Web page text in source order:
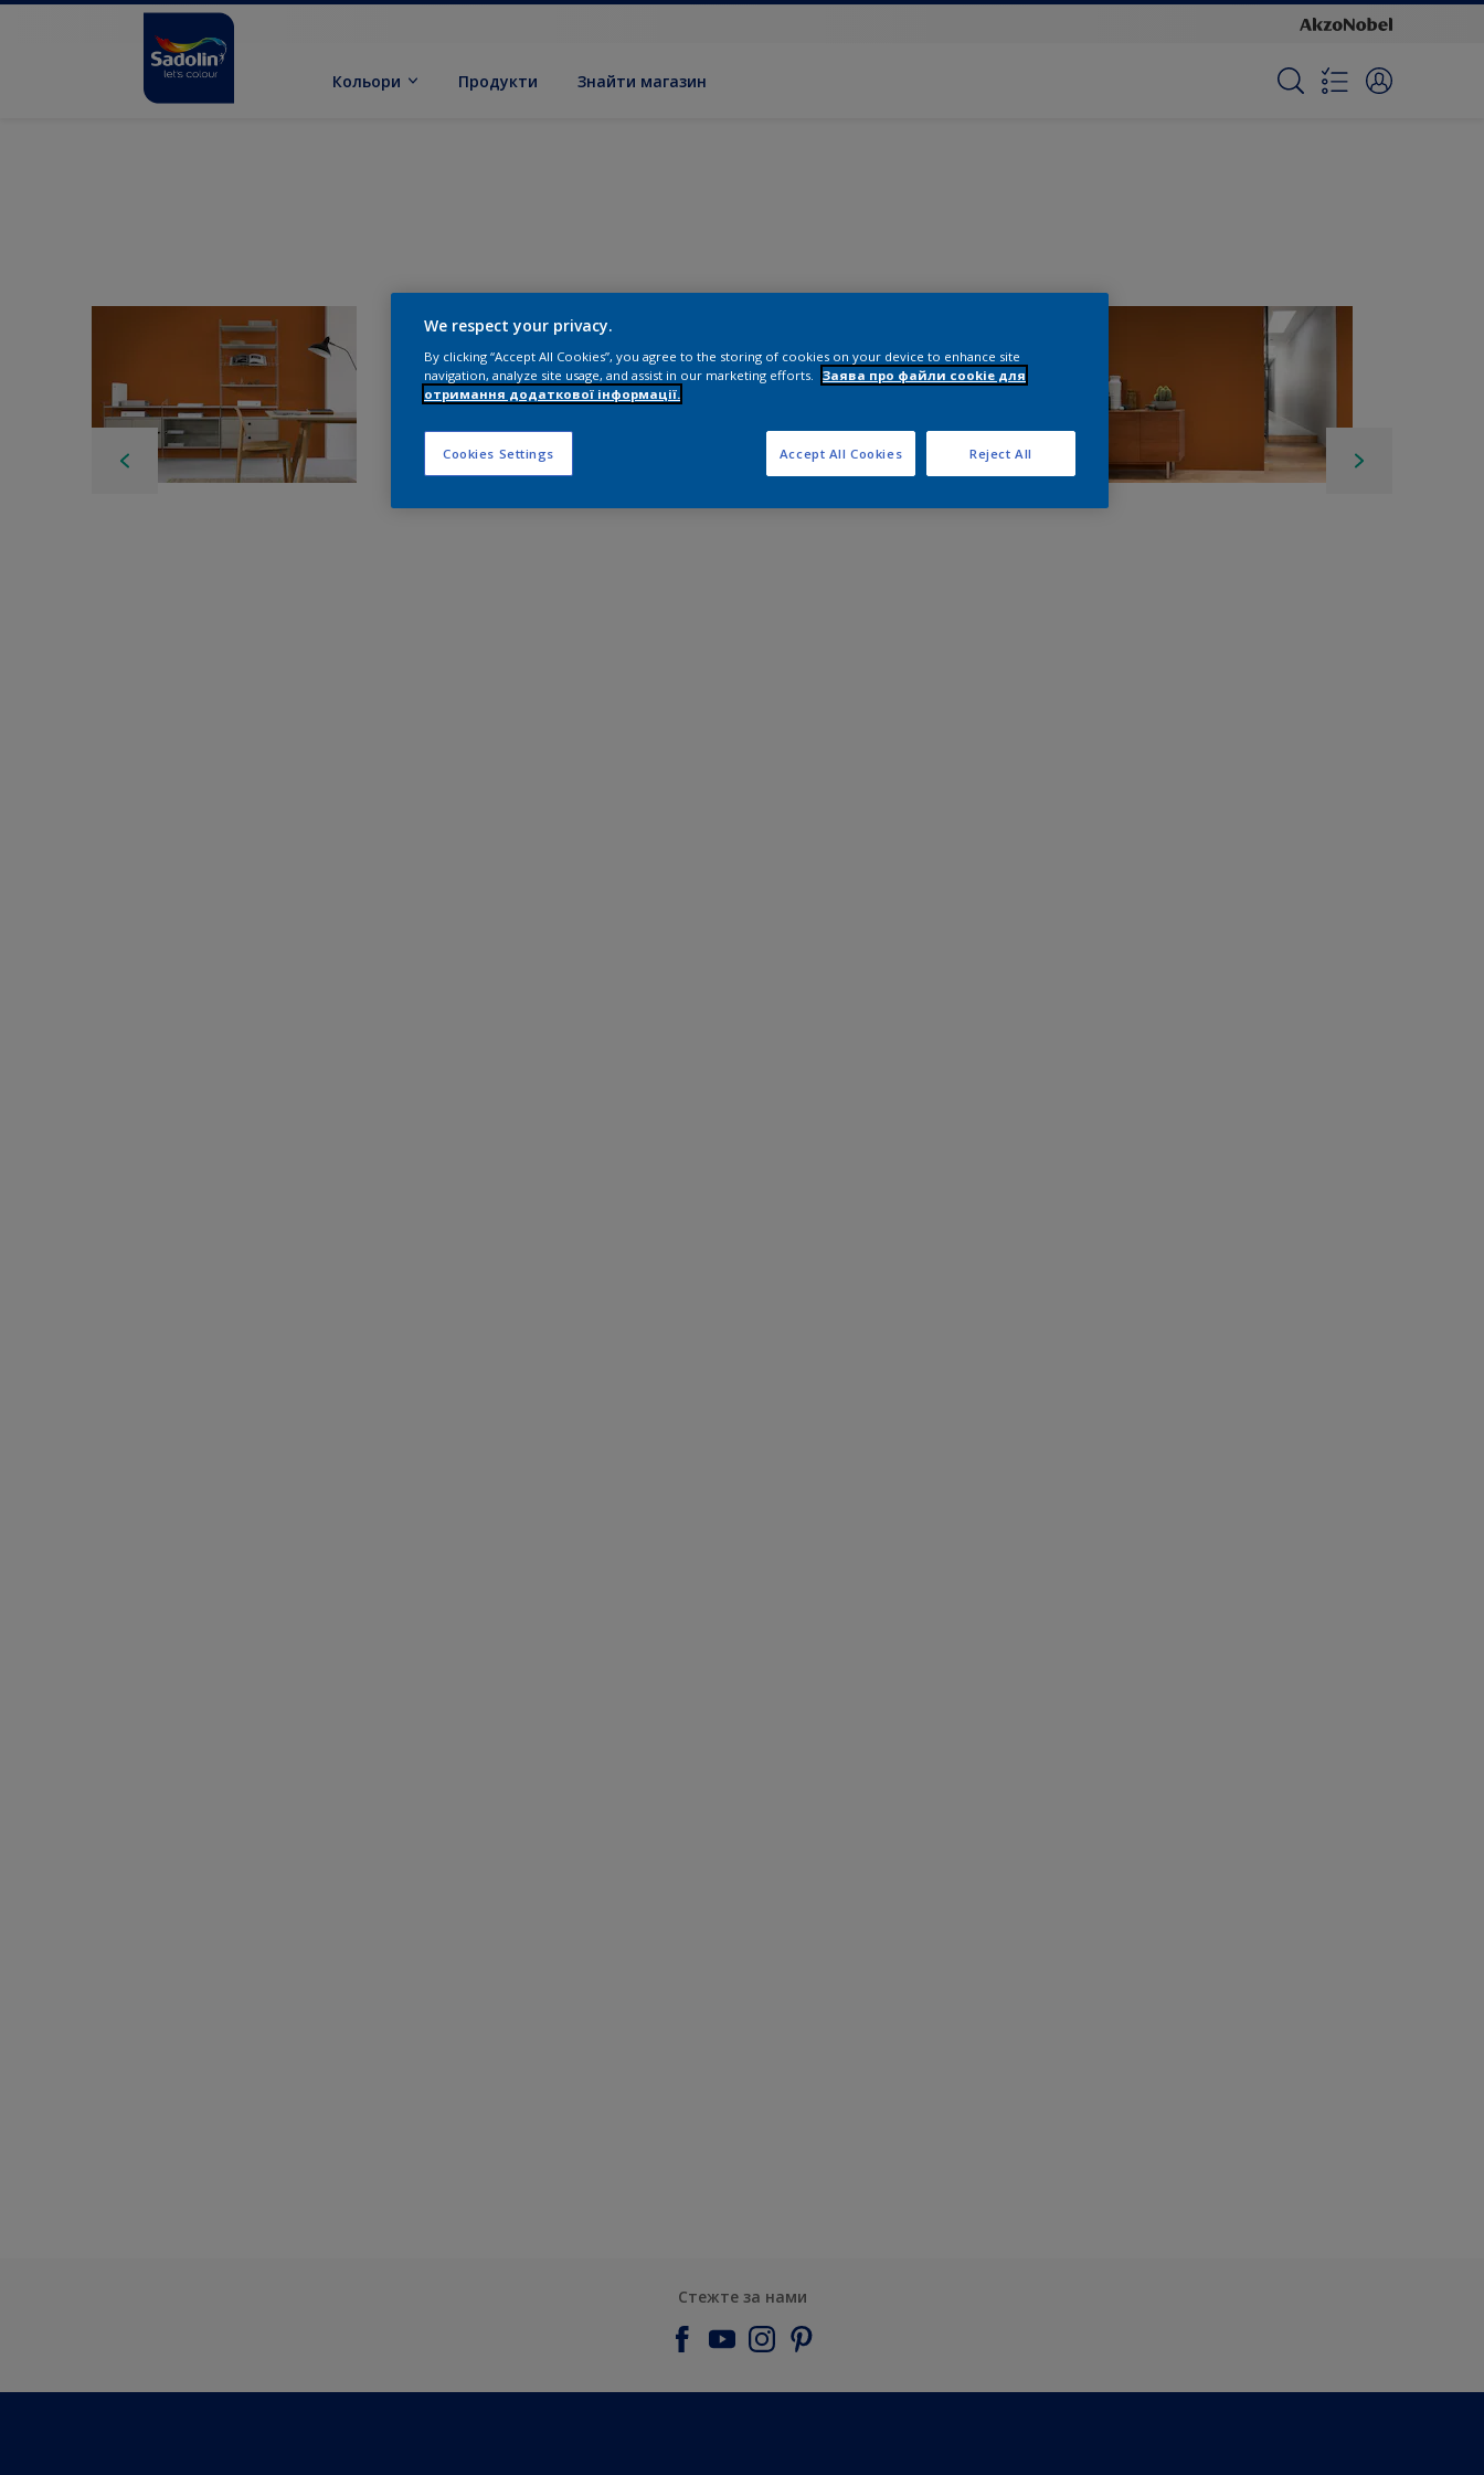
Кольори Продукти Знайти магазин
Стежте за нами
We respect your privacy.
By clicking “Accept All Cookies”, you agree to the storing of cookies on your device to enhance site
navigation, analyze site usage, and assist in our marketing efforts.
Заява про файли cookie для
отримання додаткової інформації.
Reject All
Accept All Cookies
Cookies Settings